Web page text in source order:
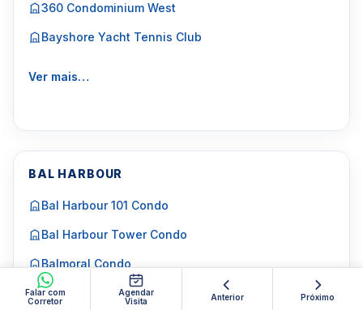
Falar com
Corretor
Agendar
Visita
Anterior Próximo
360 Condominium West
Bayshore Yacht Tennis Club
Ver mais…
BAL HARBOUR
Bal Harbour 101 Condo
Bal Harbour Tower Condo
Balmoral Condo
Bellini Bal Harbour